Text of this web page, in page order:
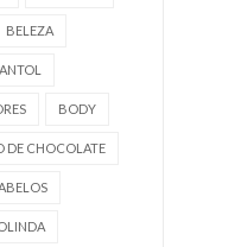
BELEZA
BODY
DE CHOCOLATE